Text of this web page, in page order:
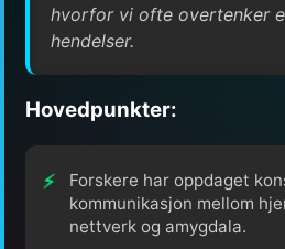
hvorfor vi ofte overtenker
hendelser.
Hovedpunkter:
Forskere har oppdaget
kommunikasjon mellom
nettverk og amygdala.